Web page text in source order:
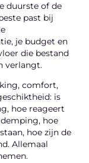
duurste of de
past bij
je budget en
die bestand
verlangt.
comfort,
is
hoe reageert
hoe
hoe zijn de
Allemaal